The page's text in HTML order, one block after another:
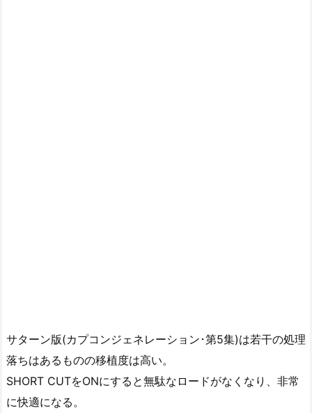
サターン版(カプコンジェネレーション･第5集)は若干の処理
落ちはあるものの移植度は高い。
SHORT CUTをONにすると無駄なロードがなくなり、非常
に快適になる。